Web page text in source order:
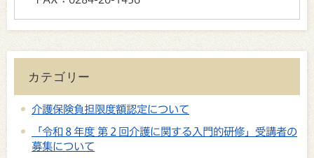
カテゴリー
介護保険負担限度額認定について
「令和８年度 第２回介護に関する入門的研修」受講者の
募集について